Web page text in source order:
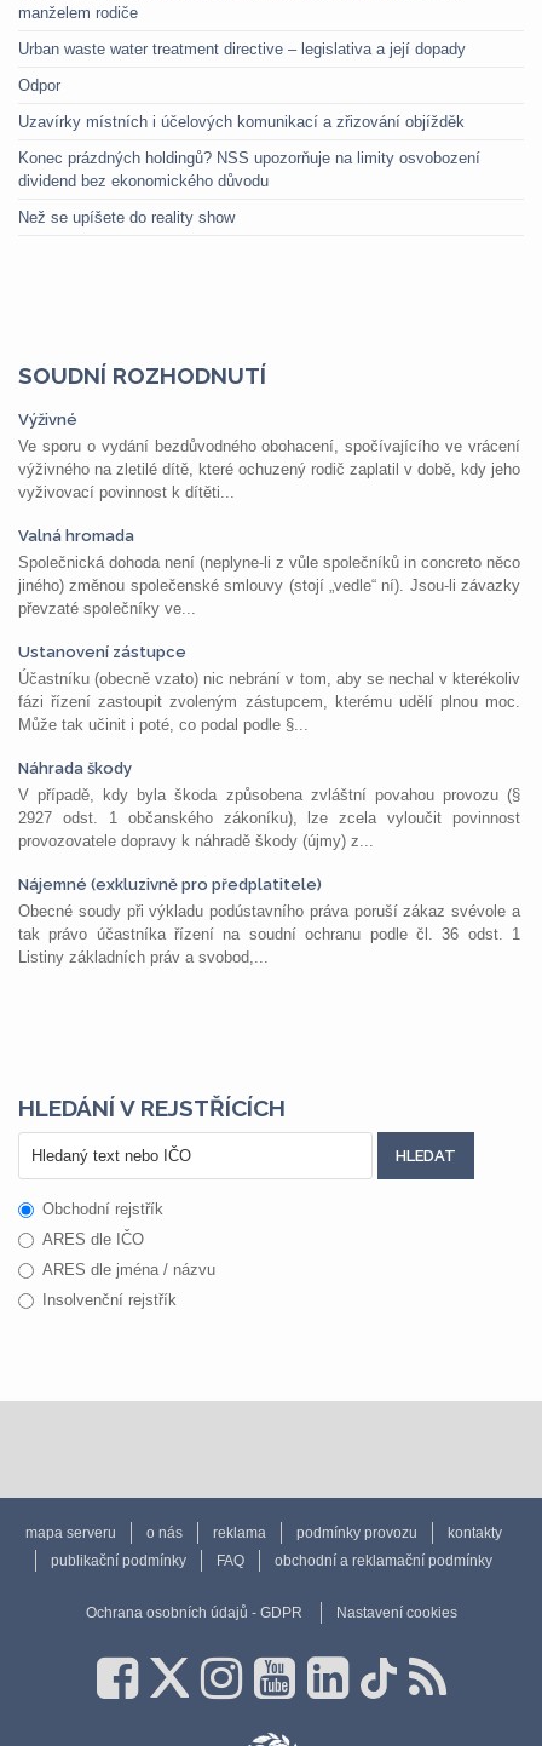
manželem rodiče
Urban waste water treatment directive – legislativa a její dopady
Odpor
Uzavírky místních i účelových komunikací a zřizování objížděk
Konec prázdných holdingů? NSS upozorňuje na limity osvobození
dividend bez ekonomického důvodu
Než se upíšete do reality show
SOUDNÍ ROZHODNUTÍ
Výživné
Ve sporu o vydání bezdůvodného obohacení, spočívajícího ve vrácení
výživného na zletilé dítě, které ochuzený rodič zaplatil v době, kdy jeho
vyživovací povinnost k dítěti...
Valná hromada
Společnická dohoda není (neplyne-li z vůle společníků in concreto něco
jiného) změnou společenské smlouvy (stojí „vedle“ ní). Jsou-li závazky
převzaté společníky ve...
Ustanovení zástupce
Účastníku (obecně vzato) nic nebrání v tom, aby se nechal v kterékoliv
fázi řízení zastoupit zvoleným zástupcem, kterému udělí plnou moc.
Může tak učinit i poté, co podal podle §...
Náhrada škody
V případě, kdy byla škoda způsobena zvláštní povahou provozu (§
2927 odst. 1 občanského zákoníku), lze zcela vyloučit povinnost
provozovatele dopravy k náhradě škody (újmy) z...
Nájemné (exkluzivně pro předplatitele)
Obecné soudy při výkladu podústavního práva poruší zákaz svévole a
tak právo účastníka řízení na soudní ochranu podle čl. 36 odst. 1
Listiny základních práv a svobod,...
HLEDÁNÍ V REJSTŘÍCÍCH
Obchodní rejstřík
ARES dle IČO
ARES dle jména / názvu
Insolvenční rejstřík
mapa serveru o nás reklama podmínky provozu
kontakty
publikační podmínky
FAQ obchodní a reklamační podmínky
Ochrana osobních údajů - GDPR Nastavení cookies